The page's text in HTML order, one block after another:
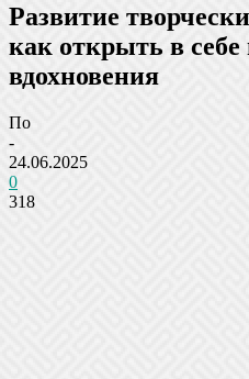
Развитие
как открыть в
вдохновения
По
-
24.06.2025
0
318